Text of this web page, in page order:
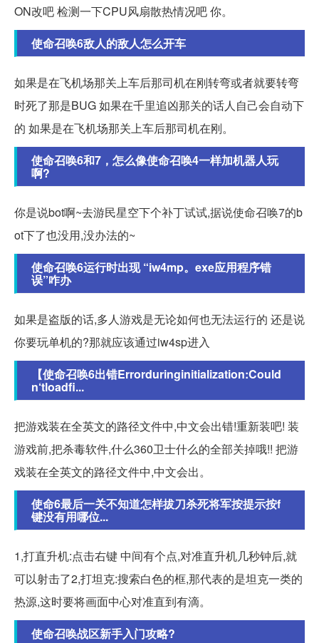
ON改吧 检测一下CPU风扇散热情况吧 你。
使命召唤6敌人的敌人怎么开车
如果是在飞机场那关上车后那司机在刚转弯或者就要转弯
时死了那是BUG 如果在千里追凶那关的话人自己会自动下
的 如果是在飞机场那关上车后那司机在刚。
使命召唤6和7，怎么像使命召唤4一样加机器人玩
啊?
你是说bot啊~去游民星空下个补丁试试,据说使命召唤7的b
ot下了也没用,没办法的~
使命召唤6运行时出现 “iw4mp。exe应用程序错
误”咋办
如果是盗版的话,多人游戏是无论如何也无法运行的 还是说
你要玩单机的?那就应该通过iw4sp进入
【使命召唤6出错Errorduringinitialization:Could
n‘tloadfi...
把游戏装在全英文的路径文件中,中文会出错!重新装吧! 装
游戏前,把杀毒软件,什么360卫士什么的全部关掉哦!! 把游
戏装在全英文的路径文件中,中文会出。
使命6最后一关不知道怎样拔刀杀死将军按提示按f
键没有用哪位...
1,打直升机:点击右键 中间有个点,对准直升机几秒钟后,就
可以射击了2,打坦克:搜索白色的框,那代表的是坦克一类的
热源,这时要将画面中心对准直到有滴。
使命召唤战区新手入门攻略?